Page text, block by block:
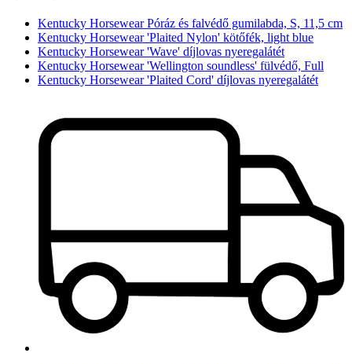
Kentucky Horsewear Póráz és falvédő gumilabda, S, 11,5 cm
Kentucky Horsewear 'Plaited Nylon' kötőfék, light blue
Kentucky Horsewear 'Wave' díjlovas nyeregalátét
Kentucky Horsewear 'Wellington soundless' fülvédő, Full
Kentucky Horsewear 'Plaited Cord' díjlovas nyeregalátét